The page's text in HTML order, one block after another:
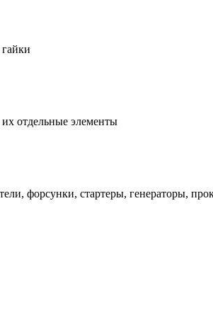
отдельные элементы
форсунки, стартеры, генераторы,